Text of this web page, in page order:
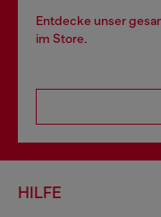
Entdecke unser
im Store.
HILFE